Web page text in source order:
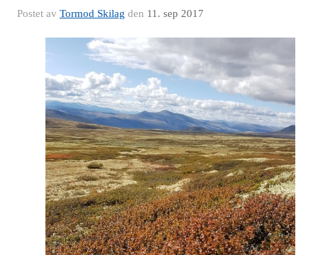
Postet av Tormod Skilag den 11. sep 2017